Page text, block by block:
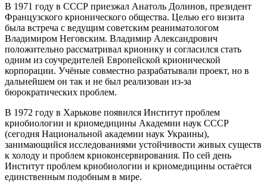
В 1971 году в СССР приезжал Анатоль Долинов, президент
Французского крионического общества. Целью его визита
была встреча с ведущим советским реаниматологом
Владимиром Неговским. Владимир Александрович
положительно рассматривал крионику и согласился стать
одним из соучредителей Европейской крионической
корпорации. Учёные совместно разрабатывали проект, но в
дальнейшем он так и не был реализован из-за
бюрократических проблем.
В 1972 году в Харькове появился Институт проблем
криобиологии и криомедицины Академии наук СССР
(сегодня Национальной академии наук Украины),
занимающийся исследованиями устойчивости живых существ
к холоду и проблем криоконсервирования. По сей день
Институт проблем криобиологии и криомедицины остаётся
единственным подобным в мире.